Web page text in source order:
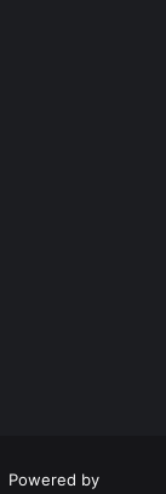
Powered by